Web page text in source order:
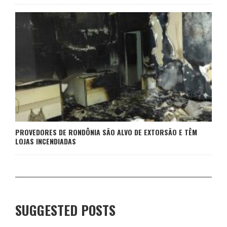
PROVEDORES DE RONDÔNIA SÃO ALVO DE EXTORSÃO E TÊM
LOJAS INCENDIADAS
SUGGESTED POSTS